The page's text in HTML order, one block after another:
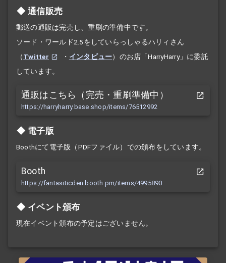
通信販売
郵送の通販は完売し、重刷の準備中です。
ソード・ワールド2.5をしていらっしゃるハリィさん
（Twitter ・ インタビュー）のお店「HarryHarry」に委託
しています。
通販はこちら（完売・重刷準備中）
https://harryharry.base.shop/items/76512992
電子版
Boothにて電子版（PDFファイル）での頒布をしています。
Booth
https://fantasiticden.booth.pm/items/4995890
イベント頒布
現在イベント頒布の予定はございません。